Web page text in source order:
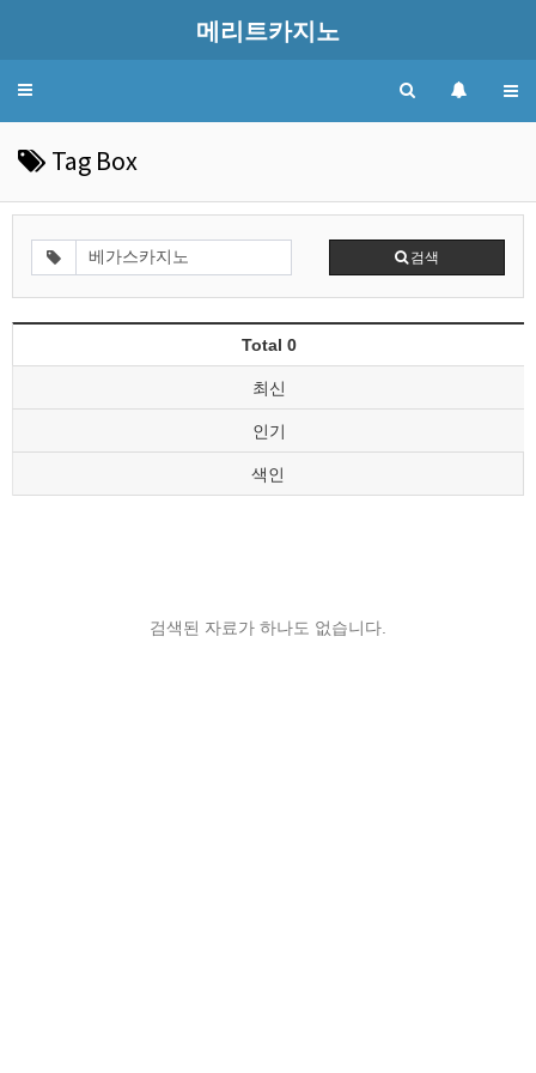
메리트카지노
Toggle
Tag Box
검색
Total 0
최신
인기
색인
검색된 자료가 하나도 없습니다.